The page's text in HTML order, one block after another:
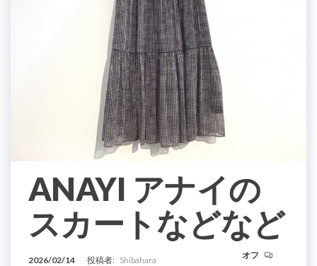
ANAYI アナイの
スカートなどなど
2026/02/14 投稿者: Shibahara オフ